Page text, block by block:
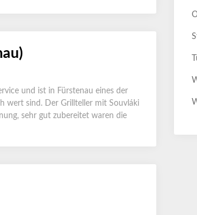
und ist in Fürstenau eines der
wert sind. Der Grillteller mit Souvláki
sehr gut zubereitet waren die